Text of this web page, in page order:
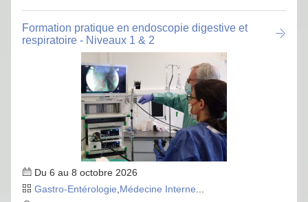
Formation pratique en endoscopie digestive et
respiratoire - Niveaux 1 & 2
Du 6 au 8 octobre 2026
Gastro-Entérologie Médecine Interne